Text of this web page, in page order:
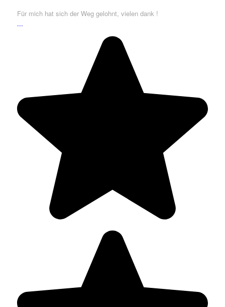
Für mich hat sich der Weg gelohnt, vielen dank !
...